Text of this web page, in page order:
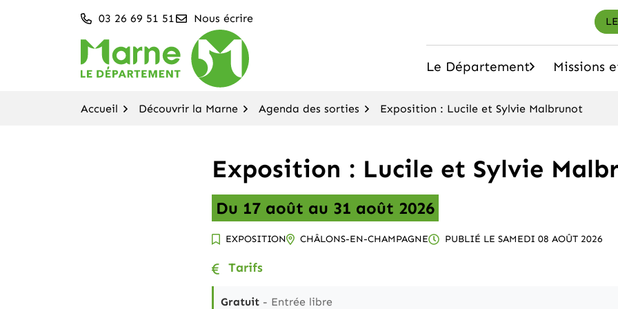
03 26 69 51 51 Nous écrire
Département de la Marne Le Département(ouvrir le sous-menu)
Missions
Accueil Découvrir la Marne Agenda des sorties Exposition : Lucile et Sylvie Malbrunot
Exposition : Lucile et Sylvie
Du 17 août au 31 août 2026
EXPOSITION CHÂLONS-EN-CHAMPAGNE PUBLIÉ LE SAMEDI 08 AOÛT 2026
Tarifs
Gratuit - Entrée libre